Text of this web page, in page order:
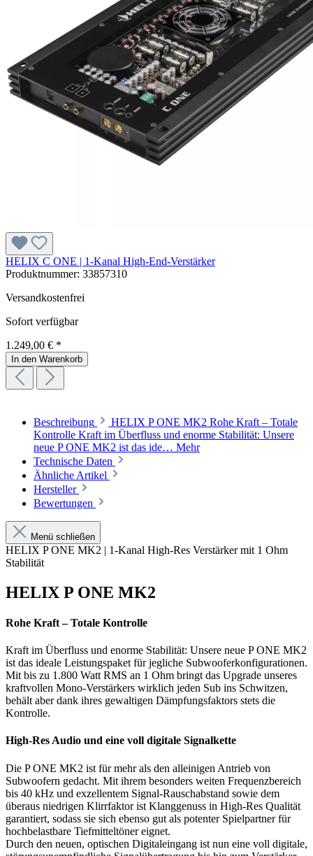
HELIX C ONE | 1-Kanal High-End-Verstärker
Produktnummer: 33857310
Versandkostenfrei
Sofort verfügbar
1.249,00 € *
In den Warenkorb
Beschreibung
HELIX P ONE MK2 Rohe Kraft – Totale
Kontrolle Kraft im Überfluss und enorme Stabilität: Unsere
neue P ONE MK2 ist das ide… Mehr
Technische Daten
Ähnliche Artikel
Hersteller
Bewertungen
Menü schließen
HELIX P ONE MK2 | 1-Kanal High-Res Verstärker mit 1 Ohm
Stabilität
HELIX P ONE MK2
Rohe Kraft – Totale Kontrolle
Kraft im Überfluss und enorme Stabilität: Unsere neue P ONE MK2
ist das ideale Leistungspaket für jegliche Subwooferkonfigurationen.
Mit bis zu 1.800 Watt RMS an 1 Ohm bringt das Upgrade unseres
kraftvollen Mono-Verstärkers wirklich jeden Sub ins Schwitzen,
behält aber dank ihres gewaltigen Dämpfungsfaktors stets die
Kontrolle.
High-Res Audio und eine voll digitale Signalkette
Die P ONE MK2 ist für mehr als den alleinigen Antrieb von
Subwoofern gedacht. Mit ihrem besonders weiten Frequenzbereich
bis 40 kHz und exzellentem Signal-Rauschabstand sowie dem
überaus niedrigen Klirrfaktor ist Klanggenuss in High-Res Qualität
garantiert, sodass sie sich ebenso gut als potenter Spielpartner für
hochbelastbare Tiefmitteltöner eignet.
Durch den neuen, optischen Digitaleingang ist nun eine voll digitale,